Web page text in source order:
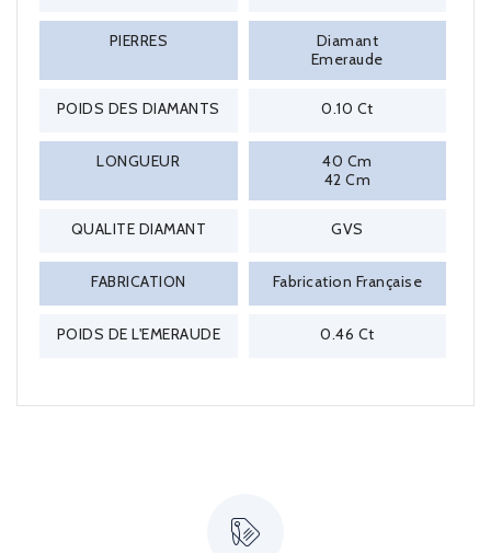
PIERRES
Diamant
Emeraude
POIDS DES DIAMANTS 0.10 Ct
LONGUEUR
40 Cm
42 Cm
QUALITE DIAMANT GVS
FABRICATION Fabrication Française
POIDS DE L'EMERAUDE 0.46 Ct